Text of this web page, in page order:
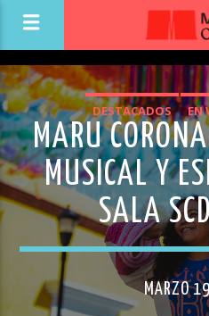
DESTACADOS EN
MARU
MUSICAL Y
SALA
MARZO